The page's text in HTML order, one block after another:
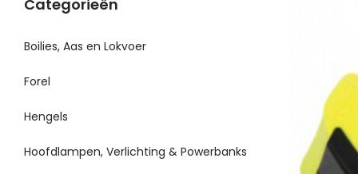
Categorieën
Boilies, Aas en Lokvoer
Forel
Hengels
Hoofdlampen, Verlichting & Powerbanks